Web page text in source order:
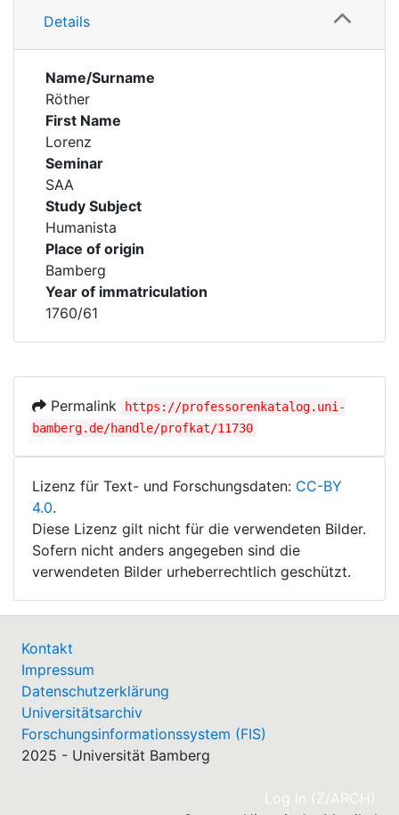
Details
Name/Surname
Röther
First Name
Lorenz
Seminar
SAA
Study Subject
Humanista
Place of origin
Bamberg
Year of immatriculation
1760/61
Permalink
https://professorenkatalog.uni-
bamberg.de/handle/profkat/11730
Lizenz für Text- und Forschungsdaten: CC-BY
4.0.
Diese Lizenz gilt nicht für die verwendeten Bilder.
Sofern nicht anders angegeben sind die
verwendeten Bilder urheberrechtlich geschützt.
Kontakt
Impressum
Datenschutzerklärung
Universitätsarchiv
Forschungsinformationssystem (FIS)
2025 - Universität Bamberg
Log In (Z/ARCH)